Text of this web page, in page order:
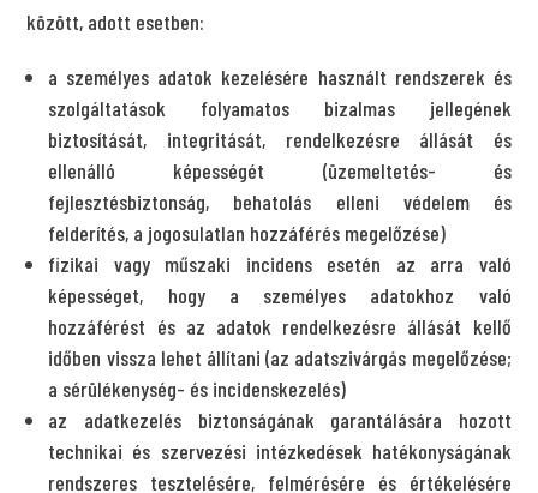
között, adott esetben:
a személyes adatok kezelésére használt rendszerek és
szolgáltatások folyamatos bizalmas jellegének
biztosítását, integritását, rendelkezésre állását és
ellenálló képességét (üzemeltetés- és
fejlesztésbiztonság, behatolás elleni védelem és
felderítés, a jogosulatlan hozzáférés megelőzése)
fizikai vagy műszaki incidens esetén az arra való
képességet, hogy a személyes adatokhoz való
hozzáférést és az adatok rendelkezésre állását kellő
időben vissza lehet állítani (az adatszivárgás megelőzése;
a sérülékenység- és incidenskezelés)
az adatkezelés biztonságának garantálására hozott
technikai és szervezési intézkedések hatékonyságának
rendszeres tesztelésére, felmérésére és értékelésére